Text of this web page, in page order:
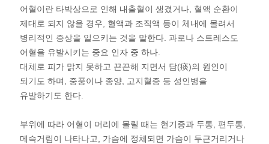
어혈이란 타박상으로 인해 내출혈이 생겼거나, 혈액 순환이
제대로 되지 않을 경우, 혈액과 조직액 등이 체내에 몰려서
병리적인 증상을 일으키는 것을 말한다. 과로나 스트레스도
어혈을 유발시키는 중요 인자 중 하나.
대체로 피가 맑지 못하고 끈끈해 지면서 담(痰)의 원인이
되기도 하며, 중풍이나 종양, 고지혈증 등 성인병을
유발하기도 한다.
부위에 따라 어혈이 머리에 몰릴 때는 현기증과 두통, 편두통,
메슥거림이 나타나고, 가슴에 정체되면 가슴이 두근거리거나